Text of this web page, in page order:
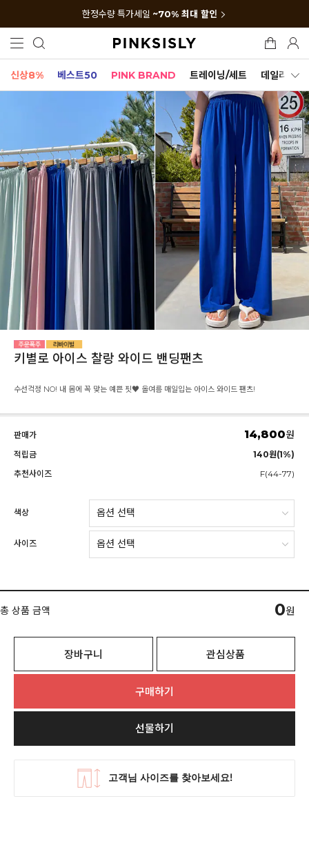
한정수량 특가세일 ~70% 최대 할인
신상8% 베스트50 PINK BRAND 트레이닝/세트 데일리세트
키별로 아이스 찰랑 와이드 밴딩팬츠
수선걱정 NO! 내 몸에 꼭 맞는 예쁜 핏♥ 올여름 매일입는 아이스 와이드 팬츠!
판매가 14,800원
적립금
140원(1%)
추천사이즈
F(44-77)
색상
사이즈
총 상품 금액 0원
장바구니 관심상품
구매하기
선물하기